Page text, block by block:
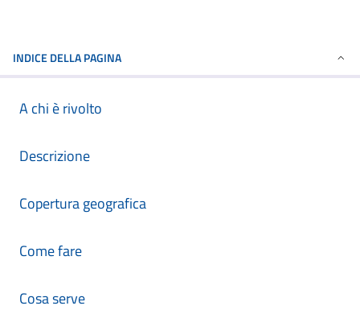
INDICE DELLA PAGINA
A chi è rivolto
Descrizione
Copertura geografica
Come fare
Cosa serve